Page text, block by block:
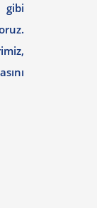
gibi